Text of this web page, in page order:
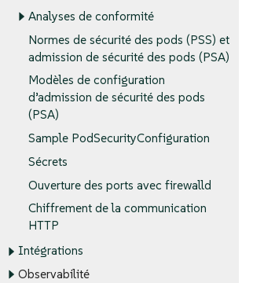
Analyses de conformité
Normes de sécurité des pods (PSS) et
admission de sécurité des pods (PSA)
Modèles de configuration
d’admission de sécurité des pods
(PSA)
Sample PodSecurityConfiguration
Sécrets
Ouverture des ports avec firewalld
Chiffrement de la communication
HTTP
Intégrations
Observabilité